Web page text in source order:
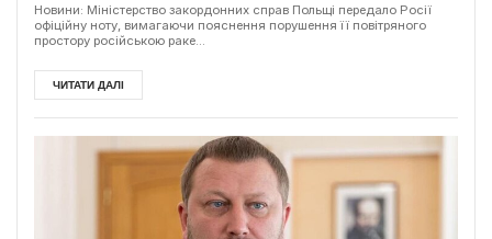
Новини: Міністерство закордонних справ Польщі передало Росії
офіційну ноту, вимагаючи пояснення порушення її повітряного
простору російською раке...
ЧИТАТИ ДАЛІ